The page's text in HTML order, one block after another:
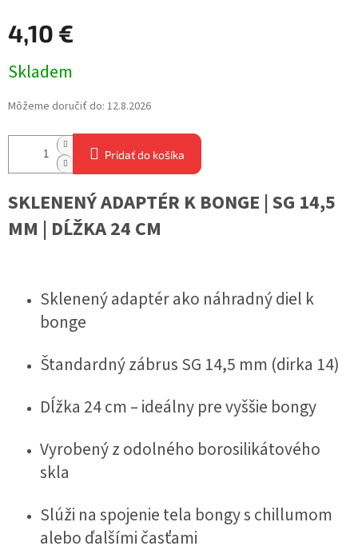
4,10 €
cena:
Skladem
Môžeme doručiť do: 12.8.2026
Pridať do košíka
SKLENENÝ ADAPTÉR K BONGE | SG 14,5
MM | DĹŽKA 24 CM
Sklenený adaptér ako náhradný diel k
bonge
Štandardný zábrus SG 14,5 mm (dirka 14)
Dĺžka 24 cm – ideálny pre vyššie bongy
Vyrobený z odolného borosilikátového
skla
Slúži na spojenie tela bongy s chillumom
alebo ďalšími časťami